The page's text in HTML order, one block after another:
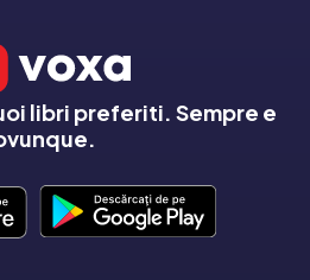
libri preferiti. Sempre e